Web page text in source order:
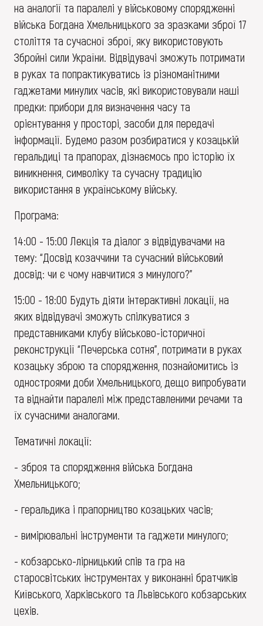
на аналогії та паралелі у військовому спорядженні
війська Богдана Хмельницького за зразками зброї 17
століття та сучасної зброї, яку використовують
Збройні сили України. Відвідувачі зможуть потримати
в руках та попрактикуватись із різноманітними
гаджетами минулих часів, які використовували наші
предки: прибори для визначення часу та
орієнтування у просторі, засоби для передачі
інформації. Будемо разом розбиратися у козацькій
геральдиці та прапорах, дізнаємось про історію їх
виникнення, символіку та сучасну традицію
використання в українському війську.
Програма:
14:00 - 15:00 Лекція та діалог з відвідувачами на
тему: “Досвід козаччини та сучасний військовий
досвід: чи є чому навчитися з минулого?”
15:00 - 18:00 Будуть діяти інтерактивні локації, на
яких відвідувачі зможуть спілкуватися з
представниками клубу військово-історичної
реконструкції “Печерська сотня”, потримати в руках
козацьку зброю та спорядження, познайомитись із
одностроями доби Хмельницького, дещо випробувати
та віднайти паралелі між представленими речами та
їх сучасними аналогами.
Тематичні локації:
- зброя та спорядження війська Богдана
Хмельницького;
- геральдика і прапорництво козацьких часів;
- вимірювальні інструменти та гаджети минулого;
- кобзарсько-лірницький спів та гра на
старосвітських інструментах у виконанні братчиків
Київського, Харківського та Львівського кобзарських
цехів.